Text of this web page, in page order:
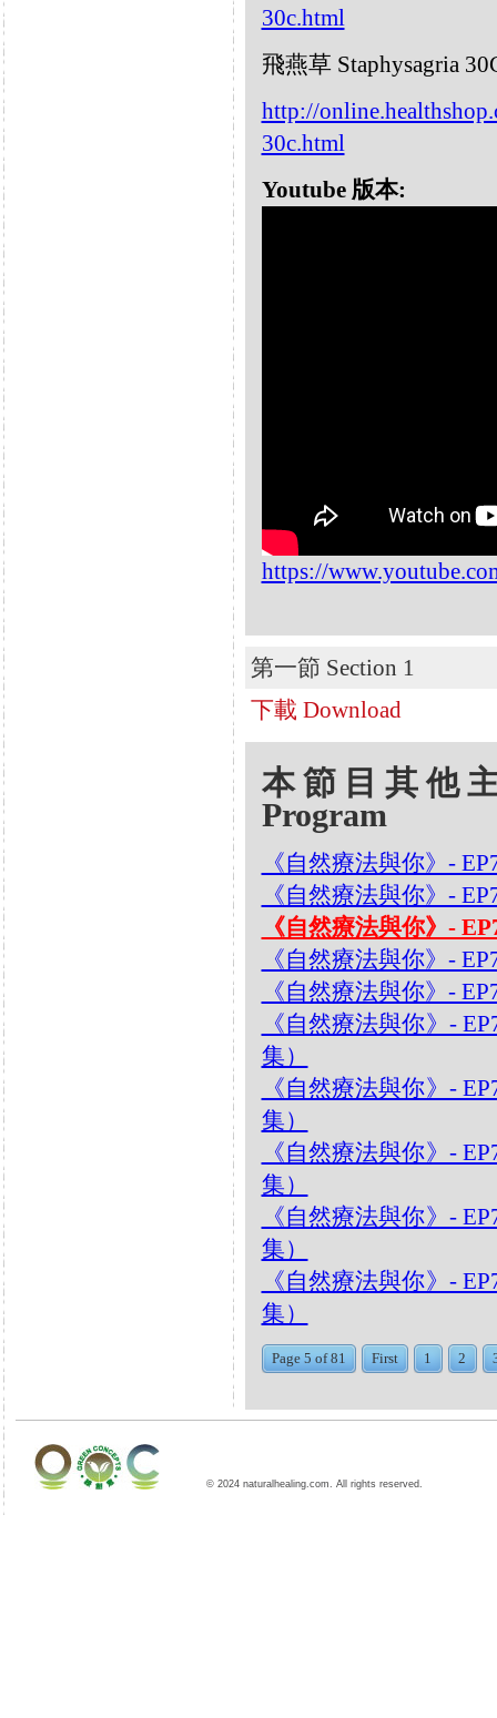
30c.html
飛燕草 Staphysagria
http://
30c.html
Youtube 版本:
https://
第一節 Section 1
下載 Download
本節目其他
Program
《自然療法與你》-
《自然療法與你》-
《自然療法與你》-
《自然療法與你》-
《自然療法與你》-
《自然療法與你》-
集）
《自然療法與你》-
集）
《自然療法與你》-
集）
《自然療法與你》-
集）
《自然療法與你》-
集）
Page 5 of 81 First 1 2
© 2024 naturalhealing.com. All rights reserved.